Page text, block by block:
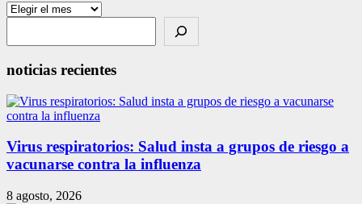
Archivos
noticias recientes
Virus respiratorios: Salud insta a grupos de riesgo a
vacunarse contra la influenza
8 agosto, 2026